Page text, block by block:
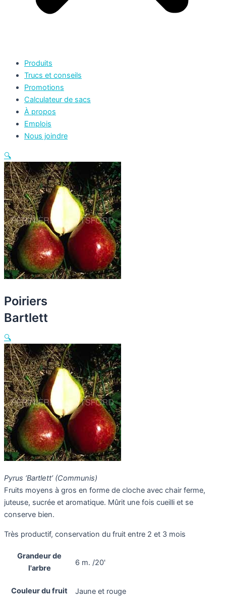
Produits
Trucs et conseils
Promotions
Calculateur de sacs
À propos
Emplois
Nous joindre
🔍
Poiriers
Bartlett
🔍
Pyrus ‘Bartlett’ (Communis)
Fruits moyens à gros en forme de cloche avec chair ferme,
juteuse, sucrée et aromatique. Mûrit une fois cueilli et se
conserve bien.
Très productif, conservation du fruit entre 2 et 3 mois
Grandeur de
l'arbre
6 m. /20'
Couleur du fruit Jaune et rouge